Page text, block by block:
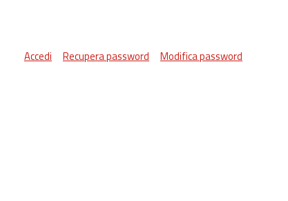
Accedi Recupera password Modifica password